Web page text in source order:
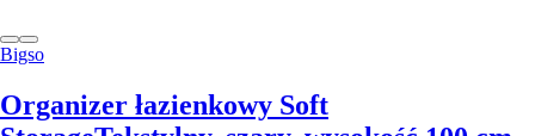
Bigso
Organizer łazienkowy Soft